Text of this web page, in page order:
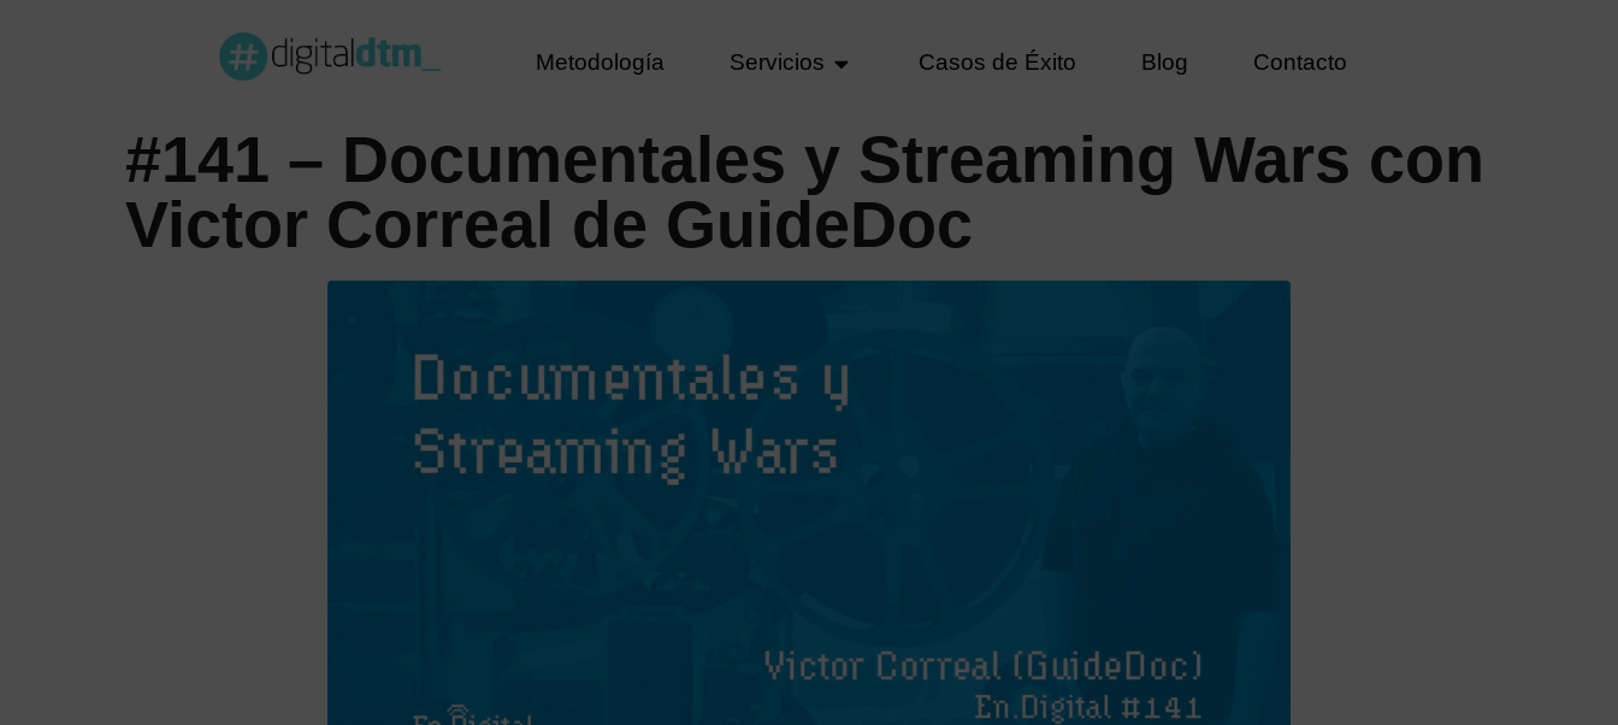
Metodología Servicios Casos de Éxito Blog Contacto
#141 – Documentales y Streaming Wars con
Victor Correal de GuideDoc